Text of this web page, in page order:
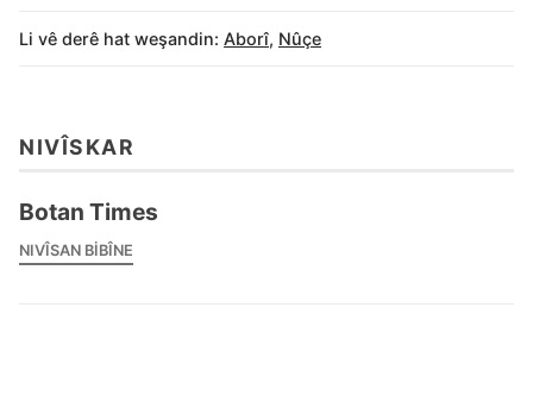
Li vê derê hat weşandin: Aborî, Nûçe
NIVÎSKAR
Botan Times
NIVÎSAN BIBÎNE